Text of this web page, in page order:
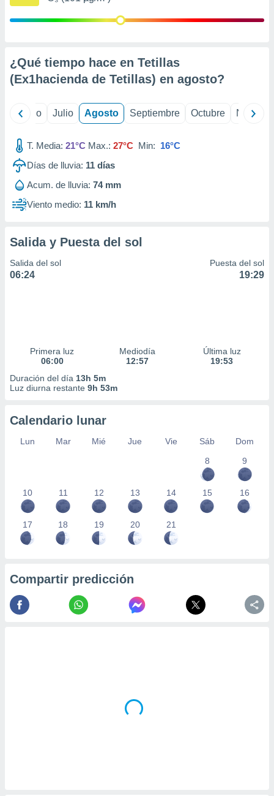
publicidad
publicidad
1199
¿Qué tiempo hace en Tetillas
(Ex1hacienda de Tetillas) en agosto?
Junio Julio Agosto Septiembre Octubre
T. Media: 21°C Max.: 27°C Min: 16°C
Días de lluvia: 11 días
Acum. de lluvia: 74 mm
Viento medio: 11 km/h
Salida y Puesta del sol
Salida del sol
06:24
Puesta del sol
19:29
Primera luz
06:00
Mediodía
12:57
Última luz
19:53
Duración del día 13h 5m
Luz diurna restante 9h 53m
Calendario lunar
Lun Mar Mié Jue Vie Sáb
Dom
8
9
10 11 12 13 14 15 16
17 18 19 20 21
Compartir predicción